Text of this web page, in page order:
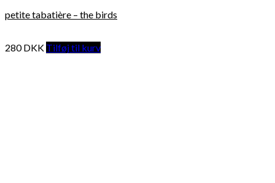
petite tabatière – the birds
280DKK Tilføj til kurv